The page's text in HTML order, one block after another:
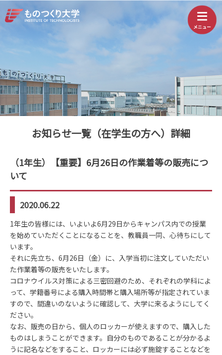
お知らせ一覧（在学生の方へ）詳細
（1年生）【重要】6月26日の作業着等の販売につ
いて
2020.06.22
1年生の皆様には、いよいよ6月29日からキャンパス内での授業
を始めていただくことになることを、教職員一同、心待ちにして
います。
それに先立ち、6月26日（金）に、入学当初に注文していただい
た作業着等の販売をいたします。
コロナウイルス対策による三密回避のため、それぞれの学科によ
って、学籍番号による購入時間帯と購入場所等が指定されていま
すので、間違いのないように確認して、大学に来るようにしてく
ださい。
なお、販売の日から、個人のロッカーが使えますので、購入した
ものはしまうことができます。自分のものであることが分かるよ
うに記名などをすること、ロッカーには必ず施錠することなどを